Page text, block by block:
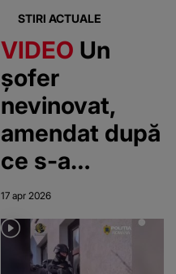
STIRI ACTUALE
VIDEO Un
șofer
nevinovat,
amendat după
ce s-a
contrazis cu
polițista care
l-a oprit în
17 apr 2026